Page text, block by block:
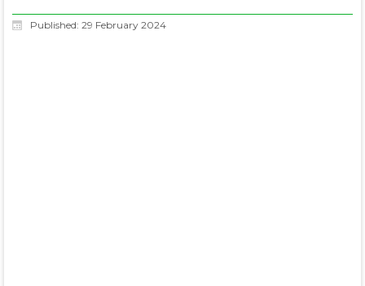
Published: 29 February 2024